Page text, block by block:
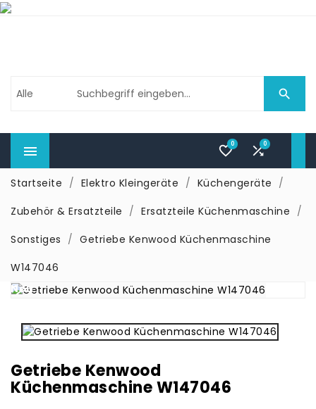

 0
0
Startseite Elektro Kleingeräte
Küchengeräte
Zubehör & Ersatzteile
Ersatzteile Küchenmaschine
Sonstiges
Getriebe Kenwood Küchenmaschine
W147046
Neu
Getriebe Kenwood
Küchenmaschine W147046